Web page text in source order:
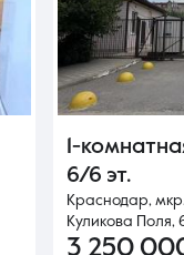
1-
6/6 эт.
Краснодар,
Куликова Поля,
3 250